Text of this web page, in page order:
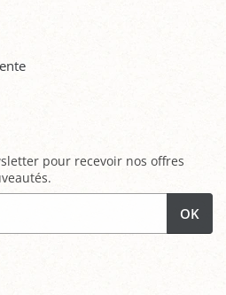
pour recevoir nos offres
OK